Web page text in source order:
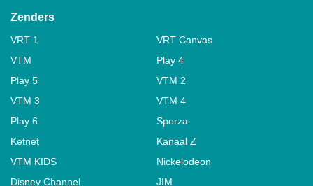
Zenders
VRT 1
VRT Canvas
VTM
Play 4
Play 5
VTM 2
VTM 3
VTM 4
Play 6
Sporza
Ketnet
Kanaal Z
VTM KIDS
Nickelodeon
Disney Channel
JIM